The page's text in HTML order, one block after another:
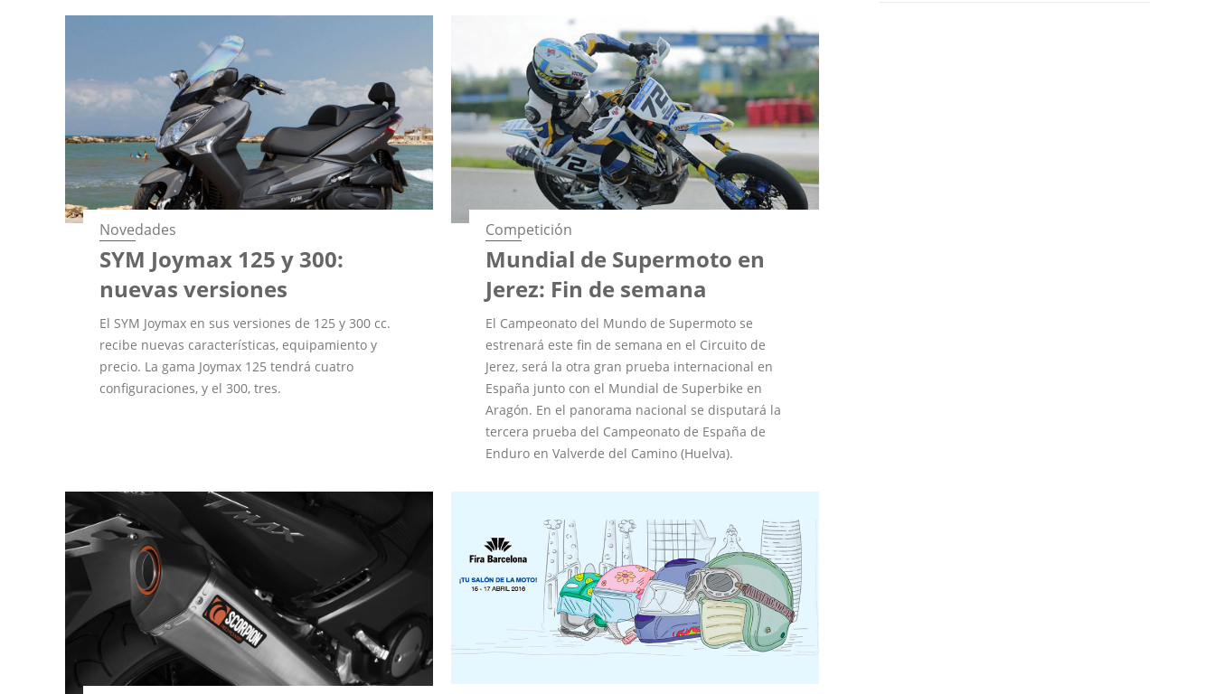
Novedades
SYM Joymax 125 y 300:
nuevas versiones
El SYM Joymax en sus versiones de 125 y 300 cc.
recibe nuevas características, equipamiento y
precio. La gama Joymax 125 tendrá cuatro
configuraciones, y el 300, tres.
Competición
Mundial de Supermoto en
Jerez: Fin de semana
El Campeonato del Mundo de Supermoto se
estrenará este fin de semana en el Circuito de
Jerez, será la otra gran prueba internacional en
España junto con el Mundial de Superbike en
Aragón. En el panorama nacional se disputará la
tercera prueba del Campeonato de España de
Enduro en Valverde del Camino (Huelva).